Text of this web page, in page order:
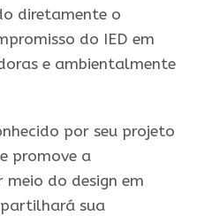
diretamente o
do IED em
e ambientalmente
por seu projeto
promove a
do design em
sua